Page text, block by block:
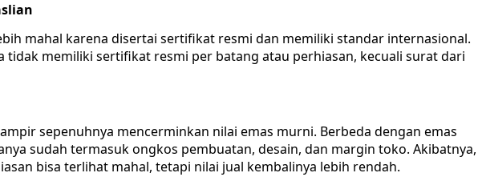
mahal karena disertai sertifikat resmi dan memiliki standar internasional.
tidak memiliki sertifikat resmi per batang atau perhiasan, kecuali surat dari
sepenuhnya mencerminkan nilai emas murni. Berbeda dengan emas
sudah termasuk ongkos pembuatan, desain, dan margin toko. Akibatnya,
bisa terlihat mahal, tetapi nilai jual kembalinya lebih rendah.